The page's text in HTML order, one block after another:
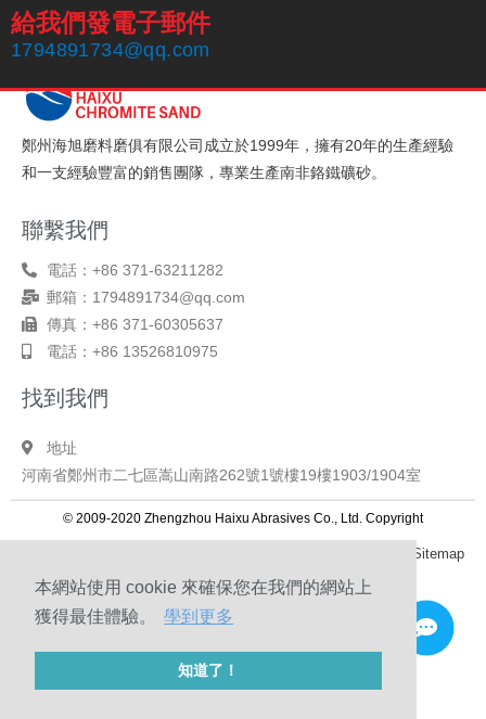
本網站使用 cookie 來確保您在我們的網站上
獲得最佳體驗。
學到更多
知道了！
給我們發電子郵件
1794891734@qq.com
鄭州海旭磨料磨俱有限公司成立於1999年，擁有20年的生產經驗
和一支經驗豐富的銷售團隊，專業生產南非鉻鐵礦砂。
聯繫我們
電話：+86 371-63211282
郵箱：1794891734@qq.com
傳真：+86 371-60305637
電話：+86 13526810975
找到我們
地址
河南省鄭州市二七區嵩山南路262號1號樓19樓1903/1904室
© 2009-2020 Zhengzhou Haixu Abrasives Co., Ltd. Copyright
Sitemap